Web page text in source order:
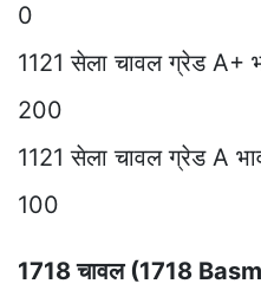
0
1121 सेला चावल ग्रेड
200
1121 सेला चावल ग्रेड A
100
1718 चावल (1718